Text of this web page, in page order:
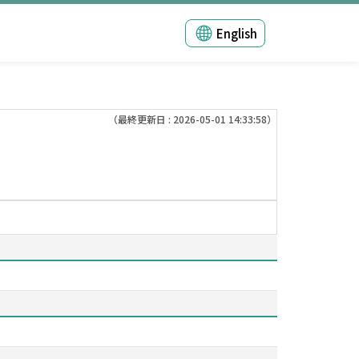
English
（最終更新日 : 2026-05-01 14:33:58）